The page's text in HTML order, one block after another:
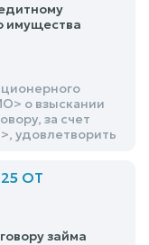
имущества
о взыскании
за счет
удовлетворить
ОТ
займа